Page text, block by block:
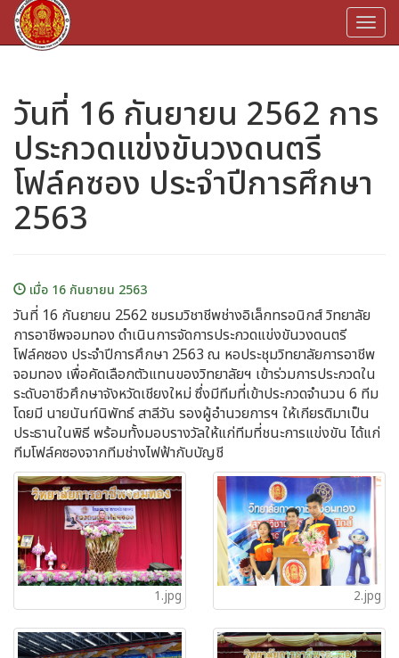
วันที่ 16 กันยายน 2562 การ
ประกวดแข่งขันวงดนตรี
โฟล์คซอง ประจำปีการศึกษา
2563
เมื่อ 16 กันยายน 2563
วันที่ 16 กันยายน 2562 ชมรมวิชาชีพช่างอิเล็กทรอนิกส์ วิทยาลัย
การอาชีพจอมทอง ดำเนินการจัดการประกวดแข่งขันวงดนตรี
โฟล์คซอง ประจำปีการศึกษา 2563 ณ หอประชุมวิทยาลัยการอาชีพ
จอมทอง เพื่อคัดเลือกตัวแทนของวิทยาลัยฯ เข้าร่วมการประกวดใน
ระดับอาชีวศึกษาจังหวัดเชียงใหม่ ซึ่งมีทีมที่เข้าประกวดจำนวน 6 ทีม
โดยมี นายนันท์นิพัทธ์ สาลีวัน รองผู้อำนวยการฯ ให้เกียรติมาเป็น
ประธานในพิธี พร้อมทั้งมอบรางวัลให้แก่ทีมที่ชนะการแข่งขัน ได้แก่
ทีมโฟล์คซองจากทีมช่างไฟฟ้ากับบัญชี
1.jpg 2.jpg